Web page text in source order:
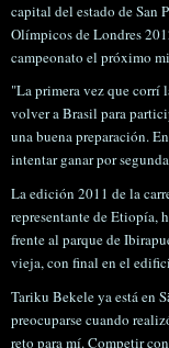
capital del estado de San
Olímpicos de Londres
campeonato el próximo
"La primera vez que corrí
volver a Brasil para
una buena preparación.
intentar ganar por
La edición 2011 de la
representante de Etiopía,
frente al parque de
vieja, con final en el
Tariku Bekele ya está en
preocuparse cuando
reto para mí. Competir